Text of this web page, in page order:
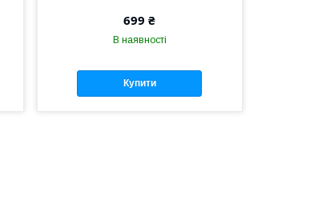
699 ₴
В наявності
Купити